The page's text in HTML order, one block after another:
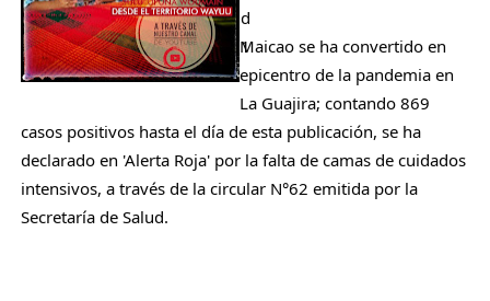
Maicao se ha convertido en
epicentro de la pandemia en
La Guajira; contando 869
casos positivos hasta el día de esta publicación, se ha
declarado en 'Alerta Roja' por la falta de camas de cuidados
intensivos, a través de la circular N°62 emitida por la
Secretaría de Salud.